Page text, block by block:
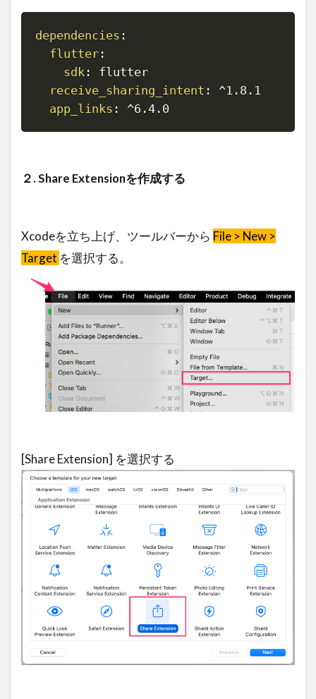
dependencies :
flutter :
sdk :
flutter
receive_sharing_intent :
^1.8.1
app_links : ^6.4.0
２. Share Extensionを作成する
Xcodeを立ち上げ、ツールバーから File > New >
Target を選択する。
[Share Extension] を選択する